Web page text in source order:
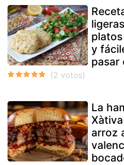
y
pasar
La
arroz